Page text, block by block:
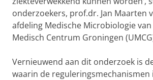
onderzoekers, prof.dr. Jan Maarten
afdeling Medische Microbiologie
Medisch Centrum Groningen
Vernieuwend aan dit onderzoek is
waarin de reguleringsmechanismen